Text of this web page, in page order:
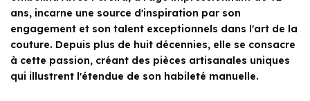
ans, incarne une source d'inspiration par son
engagement et son talent exceptionnels dans l'art de la
couture. Depuis plus de huit décennies, elle se consacre
à cette passion, créant des pièces artisanales uniques
qui illustrent l'étendue de son habileté manuelle.